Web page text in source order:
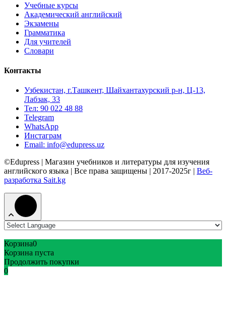
Учебные курсы
Академический английский
Экзамены
Грамматика
Для учителей
Словари
Контакты
Узбекистан, г.Ташкент, Шайхантахурский р-н, Ц-13,
Лабзак, 33
Тел: 90 022 48 88
Telegram
WhatsApp
Инстаграм
Email: info@edupress.uz
©Edupress | Магазин учебников и литературы для изучения
английского языка | Все права защищены | 2017-2025г | Веб-
разработка Sait.kg
Корзина0
Корзина пуста
Продолжить покупки
0